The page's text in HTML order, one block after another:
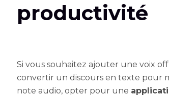
productivité
Si vous souhaitez ajouter une voix
convertir un discours en texte pour
note audio, opter pour une